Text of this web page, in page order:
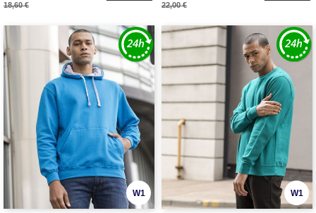
18,60 € 22,00 €
W1 W1